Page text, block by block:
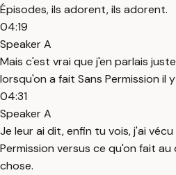
Épisodes, ils adorent, ils adorent.
04:19
Speaker A
Mais c'est vrai que j'en parlais
lorsqu'on a fait Sans Permission il
04:31
Speaker A
Je leur ai dit, enfin tu vois, j'ai
Permission versus ce qu'on fait au
chose.